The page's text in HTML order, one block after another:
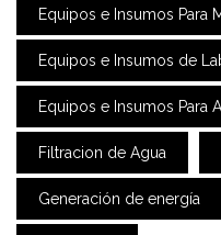
Equipos e Insumos Para
Equipos e Insumos de
Equipos e Insumos Para
Filtracion de Agua
Generación de energía